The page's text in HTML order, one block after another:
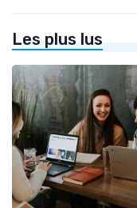
Les plus lus